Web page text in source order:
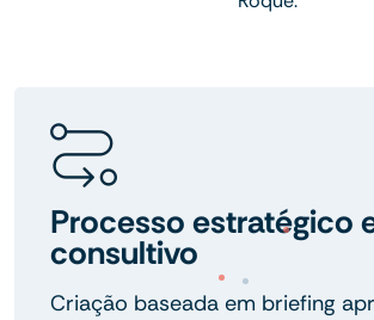
Processo estratégico
consultivo
Criação baseada em briefing